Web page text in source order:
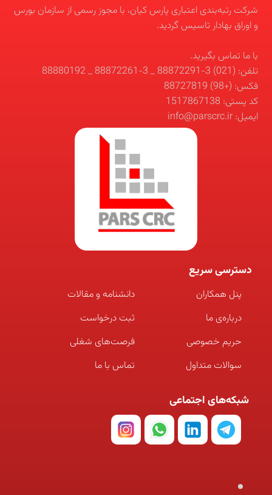
شرکت رتبه‌بندی اعتباری پارس کیان، با مجوز رسمی از سازمان بورس
و اوراق بهادار تاسیس گردید.
با ما تماس بگیرید.
تلفن: (021) 3-88872291 _ 3-88872261 _ 88880192
فکس: (+98) 88727819
کد پستی: 1517867138
ایمیل: info@parscrc.ir
دسترسی سریع
پنل همکاران
درباره‌ی ما
حریم خصوصی
سوالات متداول
دانشنامه و مقالات
ثبت درخواست
فرصت‌های شغلی
تماس با ما
شبکه‌های اجتماعی